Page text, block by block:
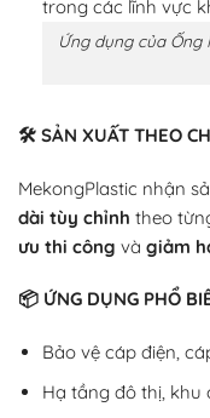
Ứng dụng của Ống
🛠️ SẢN XUẤT THEO
MekongPlastic nhận
dài tùy chỉnh theo
ưu thi công và giảm
📦 ỨNG DỤNG PHỔ
Bảo vệ cáp điện,
Hạ tầng đô thị, khu